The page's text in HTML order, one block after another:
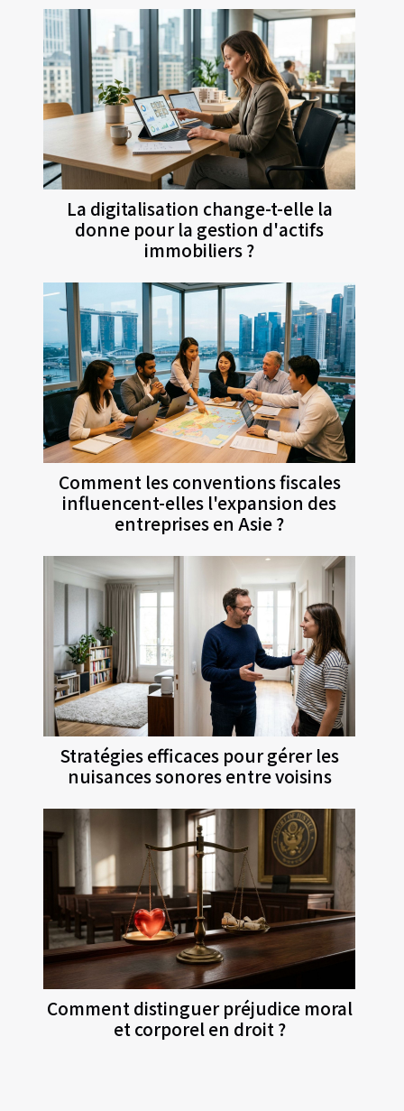
La digitalisation change-t-elle la
donne pour la gestion d'actifs
immobiliers ?
Comment les conventions fiscales
influencent-elles l'expansion des
entreprises en Asie ?
Stratégies efficaces pour gérer les
nuisances sonores entre voisins
Comment distinguer préjudice moral
et corporel en droit ?